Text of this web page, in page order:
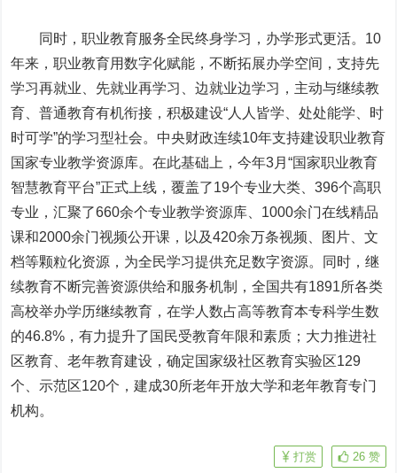
同时，职业教育服务全民终身学习，办学形式更活。10
年来，职业教育用数字化赋能，不断拓展办学空间，支持先
学习再就业、先就业再学习、边就业边学习，主动与继续教
育、普通教育有机衔接，积极建设“人人皆学、处处能学、时
时可学”的学习型社会。中央财政连续10年支持建设职业教育
国家专业教学资源库。在此基础上，今年3月“国家职业教育
智慧教育平台”正式上线，覆盖了19个专业大类、396个高职
专业，汇聚了660余个专业教学资源库、1000余门在线精品
课和2000余门视频公开课，以及420余万条视频、图片、文
档等颗粒化资源，为全民学习提供充足数字资源。同时，继
续教育不断完善资源供给和服务机制，全国共有1891所各类
高校举办学历继续教育，在学人数占高等教育本专科学生数
的46.8%，有力提升了国民受教育年限和素质；大力推进社
区教育、老年教育建设，确定国家级社区教育实验区129
个、示范区120个，建成30所老年开放大学和老年教育专门
机构。
26 赞
打赏